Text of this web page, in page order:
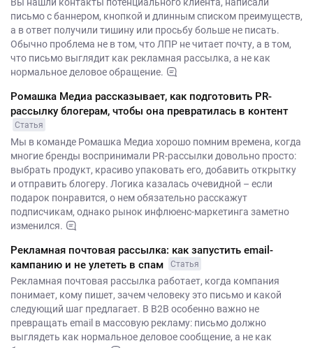
письмо с баннером, кнопкой и длинным списком преимуществ,
а в ответ получили тишину или просьбу больше не писать.
Обычно проблема не в том, что ЛПР не читает почту, а в том,
что письмо выглядит как рекламная рассылка, а не как
нормальное деловое обращение.
Ромашка Медиа рассказывает, как подготовить PR-
рассылку блогерам, чтобы она превратилась в контент
Статья
Мы в команде Ромашка Медиа хорошо помним времена, когда
многие бренды воспринимали PR-рассылки довольно просто:
выбрать продукт, красиво упаковать его, добавить открытку
и отправить блогеру. Логика казалась очевидной – если
подарок понравится, о нем обязательно расскажут
подписчикам, однако рынок инфлюенс-маркетинга заметно
изменился.
Рекламная почтовая рассылка: как запустить email-
кампанию и не улететь в спам
Статья
Рекламная почтовая рассылка работает, когда компания
понимает, кому пишет, зачем человеку это письмо и какой
следующий шаг предлагает. В B2B особенно важно не
превращать email в массовую рекламу: письмо должно
выглядеть как нормальное деловое сообщение, а не как